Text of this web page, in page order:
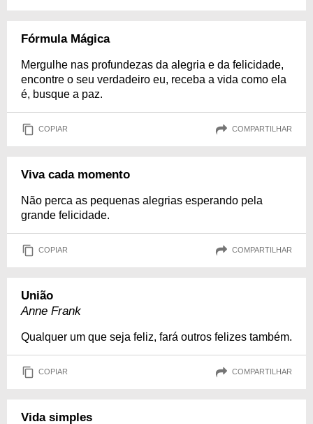
Fórmula Mágica
Mergulhe nas profundezas da alegria e da felicidade,
encontre o seu verdadeiro eu, receba a vida como ela
é, busque a paz.
COPIAR COMPARTILHAR
Viva cada momento
Não perca as pequenas alegrias esperando pela
grande felicidade.
COPIAR COMPARTILHAR
União
Anne Frank
Qualquer um que seja feliz, fará outros felizes também.
COPIAR COMPARTILHAR
Vida simples